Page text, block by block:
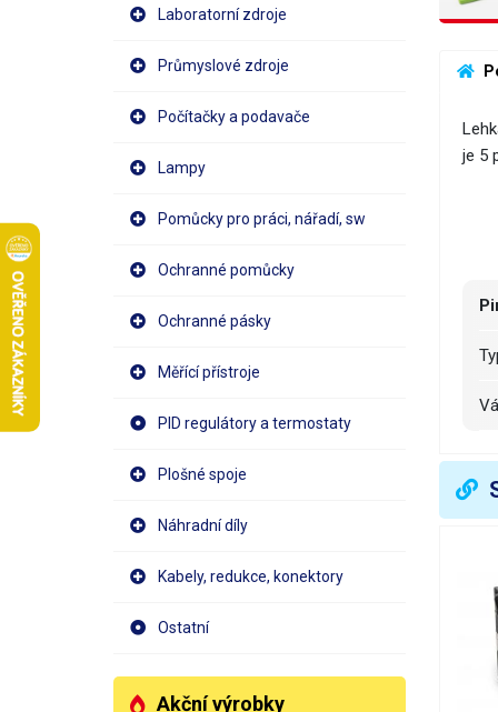
Laboratorní zdroje
Průmyslové zdroje
Počítačky a podavače
Lampy
Pomůcky pro práci, nářadí, sw
Ochranné pomůcky
Ochranné pásky
Měřící přístroje
PID regulátory a termostaty
Plošné spoje
Náhradní díly
Kabely, redukce, konektory
Ostatní
Akční výrobky
je 5